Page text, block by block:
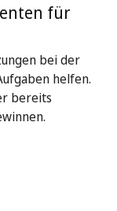
für
bei der
helfen.
bereits